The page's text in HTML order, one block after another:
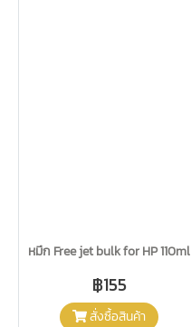
หมึก Free jet bulk for HP 110ml
฿155
สั่งซื้อสินค้า